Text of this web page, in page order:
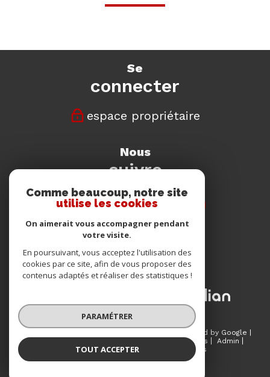
se
connecter
espace propriétaire
nous
suivre
nous
adhérons
© 2026 | Tous droits réservés | Traduction powered by Google |
Nos honoraires
Admin
Partenaires
Politique RGPD Cookies
Comme beaucoup, notre site
utilise les cookies
On aimerait vous accompagner pendant
votre visite.
En poursuivant, vous acceptez l'utilisation des
cookies par ce site, afin de vous proposer des
contenus adaptés et réaliser des statistiques !
PARAMÉTRER
TOUT ACCEPTER